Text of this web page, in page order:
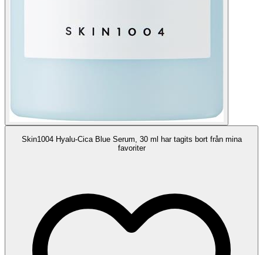
Skin1004 Hyalu-Cica Blue Serum, 30 ml har tagits bort från mina
favoriter